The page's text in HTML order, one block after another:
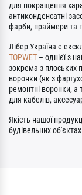
для покращення
антиконденсатні
фарби, праймери та
Лібер Україна є
TOPWET – однієї з
зокрема з плоських
воронки (як з
ремонтні воронки, а
для кабелів,
Якість нашої
будівельних